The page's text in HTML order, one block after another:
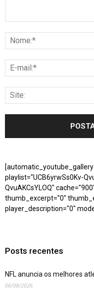
playlist="UCB6yrwSs0Kv-
QvuAKCsYLOQ"
thumb_excerpt="0"
player_description="0"
Posts recentes
NFL anuncia os melhores
06/08/2026